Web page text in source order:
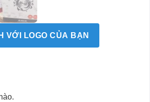
VỚI LOGO CỦA BẠN